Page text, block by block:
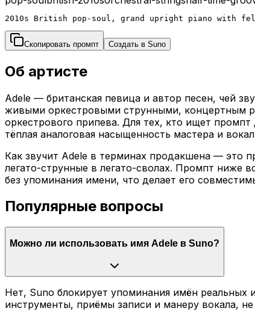
2010s British pop-soul, grand upright piano with
Скопировать промпт Создать в Suno
Об артисте
Adele — британская певица и автор песен, чей
живыми оркестровыми струнными, концертным
оркестрового припева. Для тех, кто ищет
тёплая аналоговая насыщенность мастера и
Как звучит Adele в терминах продакшена — это
легато-струнные в легато-сволах. Промпт ниже
без упоминания имени, что делает его
Популярные вопросы
Можно ли использовать имя Adele в Suno?
Нет, Suno блокирует упоминания имён реальных
инструменты, приёмы записи и манеру вокала,